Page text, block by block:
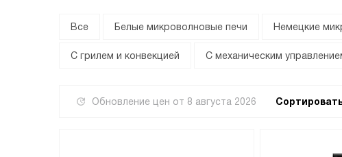
Все Белые микроволновые печи Немецкие
С грилем и конвекцией С механическим
Обновление цен от 8 августа 2026